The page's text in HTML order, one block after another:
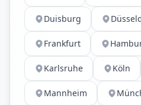
Duisburg
Frankfurt
Karlsruhe Köln
Mannheim